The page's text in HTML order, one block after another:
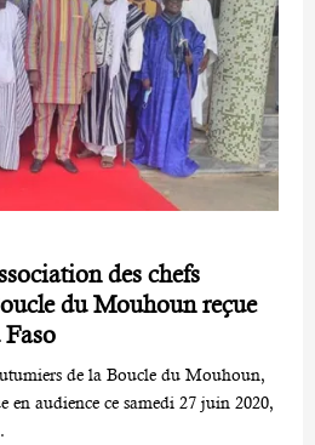
des chefs
du Mouhoun reçue
de la Boucle du Mouhoun,
en audience ce samedi 27 juin 2020,